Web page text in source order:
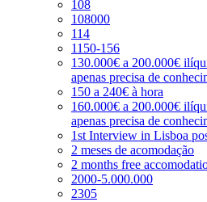
108
108000
114
1150-156
130.000€ a 200.000€
apenas precisa de
150 a 240€ à hora
160.000€ a 200.000€
apenas precisa de
1st Interview in Lisboa
2 meses de acomodação
2 months free
2000-5.000.000
2305